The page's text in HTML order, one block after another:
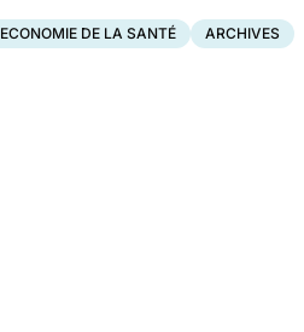
ECONOMIE DE LA SANTÉ ARCHIVES